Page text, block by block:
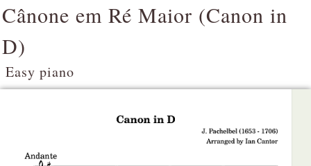
Cânone em Ré Maior (Canon in
D)
Easy piano